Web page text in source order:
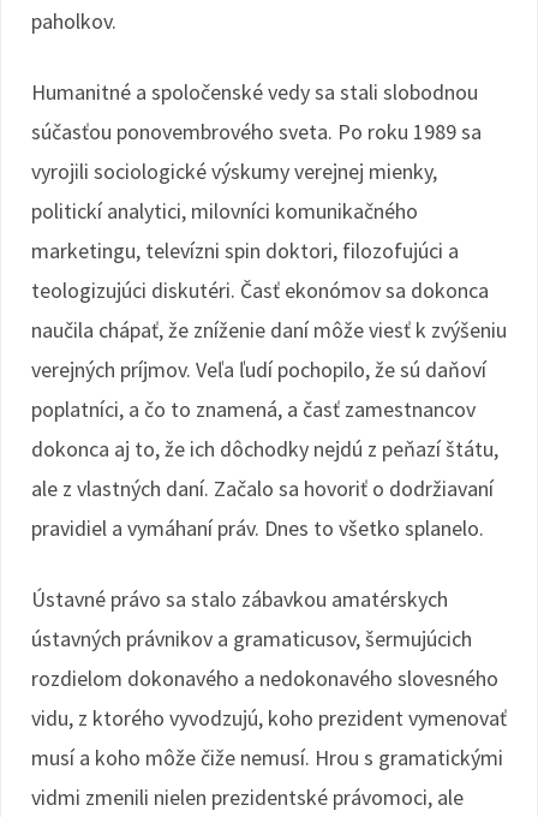
paholkov.
Humanitné a spoločenské vedy sa stali slobodnou
súčasťou ponovembrového sveta. Po roku 1989 sa
vyrojili sociologické výskumy verejnej mienky,
politickí analytici, milovníci komunikačného
marketingu, televízni spin doktori, filozofujúci a
teologizujúci diskutéri. Časť ekonómov sa dokonca
naučila chápať, že zníženie daní môže viesť k zvýšeniu
verejných príjmov. Veľa ľudí pochopilo, že sú daňoví
poplatníci, a čo to znamená, a časť zamestnancov
dokonca aj to, že ich dôchodky nejdú z peňazí štátu,
ale z vlastných daní. Začalo sa hovoriť o dodržiavaní
pravidiel a vymáhaní práv. Dnes to všetko splanelo.
Ústavné právo sa stalo zábavkou amatérskych
ústavných právnikov a gramaticusov, šermujúcich
rozdielom dokonavého a nedokonavého slovesného
vidu, z ktorého vyvodzujú, koho prezident vymenovať
musí a koho môže čiže nemusí. Hrou s gramatickými
vidmi zmenili nielen prezidentské právomoci, ale